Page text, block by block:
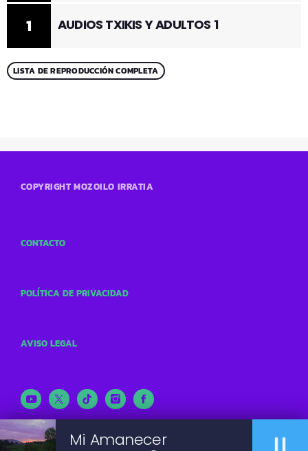
1 AUDIOS TXIKIS Y ADULTOS 1
LISTA DE REPRODUCCIÓN COMPLETA
Mi Amanecer
COPYRIGHT MOZOILO IRRATIA
CONTACTO
POLÍTICA DE PRIVACIDAD
AVISO LEGAL